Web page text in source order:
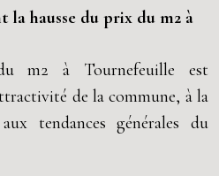
la hausse du prix du m2 à
m2 à Tournefeuille est
de la commune, à la
tendances générales du